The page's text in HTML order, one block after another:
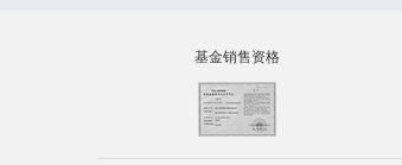
基金销售资格